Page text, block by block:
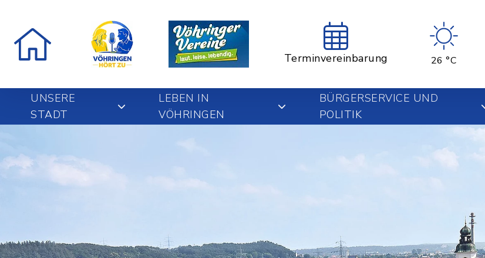
Terminvereinbarung 26 °C
UNSERE
STADT
LEBEN IN
VÖHRINGEN
BÜRGERSERVICE UND
POLITIK